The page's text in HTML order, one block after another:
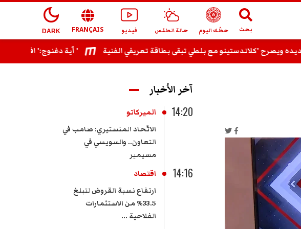
بحث حظّك اليوم حالة الطقس فيديو FRANÇAIS
DARK
آية دغنوج:' افتتاح بنزرت شرف ليا وبوشناق أعتبره عظيما عربيا وقريبا يجمعنا ديو '
آخر الأخبار
14:20
الميركاتو
الاتّحاد المنستيري: صامب في
التعاون.. والسويسي في
مسيمير
14:16
اقتصاد
ارتفاع نسبة القروض لتبلغ
33.5% من الاستثمارات
الفلاحية ...